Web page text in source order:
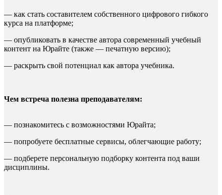
— как стать составителем собственного цифрового гибкого
курса на платформе;
— опубликовать в качестве автора современный учебный
контент на Юрайте (также — печатную версию);
— раскрыть свой потенциал как автора учебника.
Чем встреча полезна преподавателям:
— познакомитесь с возможностями Юрайта;
— попробуете бесплатные сервисы, облегчающие работу;
— подберете персональную подборку контента под ваши
дисциплины.